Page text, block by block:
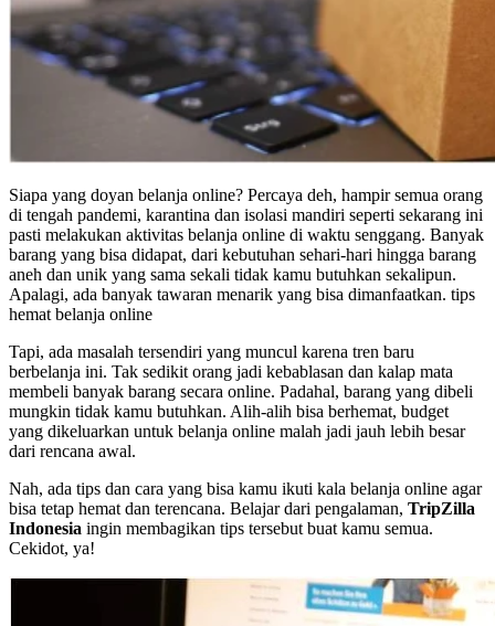
Siapa yang doyan belanja online? Percaya deh, hampir semua orang
di tengah pandemi, karantina dan isolasi mandiri seperti sekarang ini
pasti melakukan aktivitas belanja online di waktu senggang. Banyak
barang yang bisa didapat, dari kebutuhan sehari-hari hingga barang
aneh dan unik yang sama sekali tidak kamu butuhkan sekalipun.
Apalagi, ada banyak tawaran menarik yang bisa dimanfaatkan. tips
hemat belanja online
Tapi, ada masalah tersendiri yang muncul karena tren baru
berbelanja ini. Tak sedikit orang jadi kebablasan dan kalap mata
membeli banyak barang secara online. Padahal, barang yang dibeli
mungkin tidak kamu butuhkan. Alih-alih bisa berhemat, budget
yang dikeluarkan untuk belanja online malah jadi jauh lebih besar
dari rencana awal.
Nah, ada tips dan cara yang bisa kamu ikuti kala belanja online agar
bisa tetap hemat dan terencana. Belajar dari pengalaman, TripZilla
Indonesia ingin membagikan tips tersebut buat kamu semua.
Cekidot, ya!